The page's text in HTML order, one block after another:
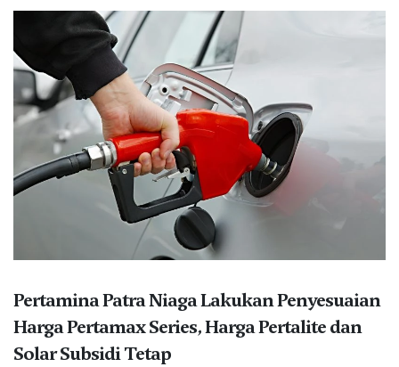
Pertamina Patra Niaga Lakukan Penyesuaian
Harga Pertamax Series, Harga Pertalite dan
Solar Subsidi Tetap